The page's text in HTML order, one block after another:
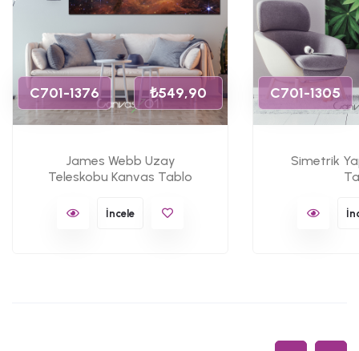
C701-1376 ₺549,90
James Webb Uzay
Teleskobu Kanvas Tablo
İncele
C701-1305
Simetrik